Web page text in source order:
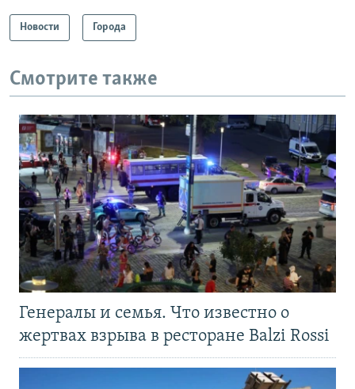
Новости Города
Смотрите также
Генералы и семья. Что известно о
жертвах взрыва в ресторане Balzi Rossi